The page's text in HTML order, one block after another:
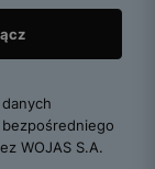
WOJAS S.A.